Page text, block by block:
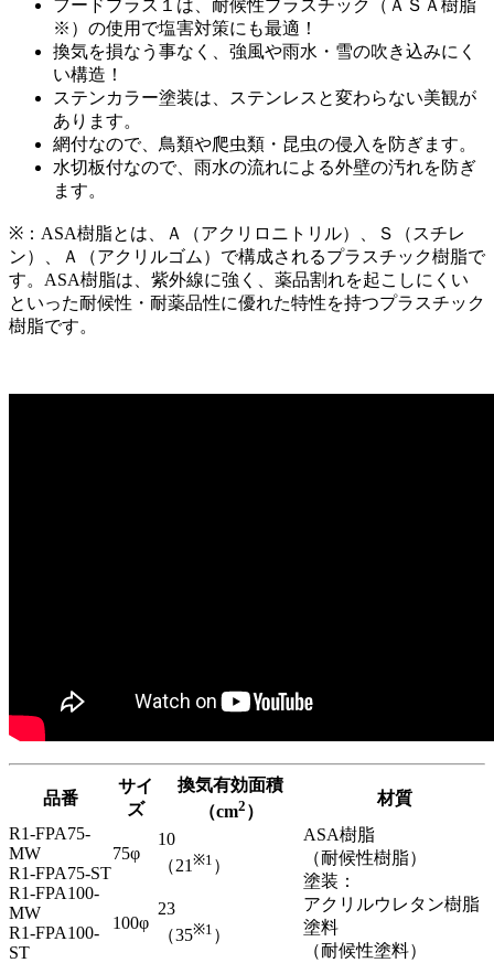
フードプラス１は、耐候性プラスチック（ＡＳＡ樹脂
※）の使用で塩害対策にも最適！
換気を損なう事なく、強風や雨水・雪の吹き込みにく
い構造！
ステンカラー塗装は、ステンレスと変わらない美観が
あります。
網付なので、鳥類や爬虫類・昆虫の侵入を防ぎます。
水切板付なので、雨水の流れによる外壁の汚れを防ぎ
ます。
※：ASA樹脂とは、Ａ（アクリロニトリル）、Ｓ（スチレ
ン）、Ａ（アクリルゴム）で構成されるプラスチック樹脂で
す。ASA樹脂は、紫外線に強く、薬品割れを起こしにくい
といった耐候性・耐薬品性に優れた特性を持つプラスチック
樹脂です。
品番
サイ
ズ
換気有効面積
（cm2 ）
材質
R1-FPA75-
MW
75φ
10
（21 ※1 ）
ASA樹脂
（耐候性樹脂）
塗装：
アクリルウレタン樹脂
塗料
（耐候性塗料）
R1-FPA75-ST
R1-FPA100-
MW
100φ
23
（35※1 ）
R1-FPA100-
ST